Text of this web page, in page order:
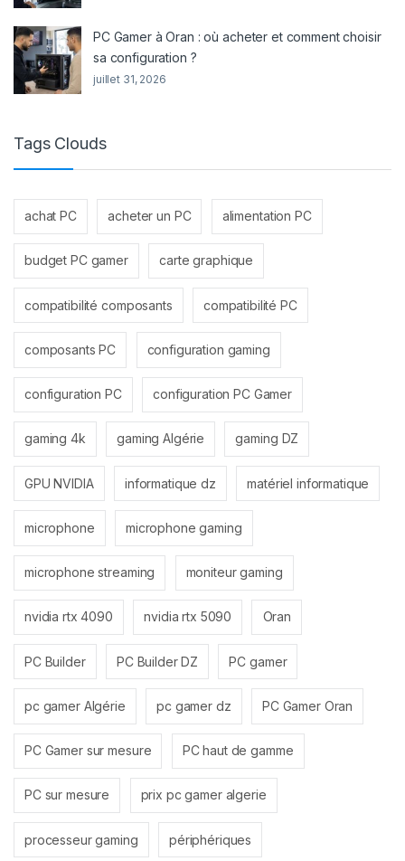
PC Gamer à Oran : où acheter et comment choisir
sa configuration ?
juillet 31, 2026
Tags Clouds
achat PC acheter un PC alimentation PC
budget PC gamer carte graphique
compatibilité composants compatibilité PC
composants PC configuration gaming
configuration PC configuration PC Gamer
gaming 4k gaming Algérie gaming DZ
GPU NVIDIA informatique dz matériel informatique
microphone microphone gaming
microphone streaming moniteur gaming
nvidia rtx 4090 nvidia rtx 5090 Oran
PC Builder PC Builder DZ PC gamer
pc gamer Algérie pc gamer dz PC Gamer Oran
PC Gamer sur mesure PC haut de gamme
PC sur mesure prix pc gamer algerie
processeur gaming périphériques